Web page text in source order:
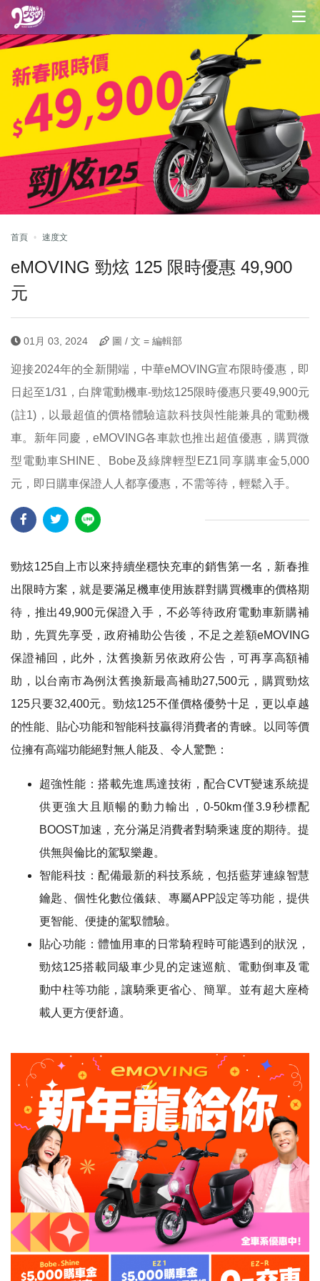
首頁 速度文
eMOVING 勁炫 125 限時優惠 49,900
元
01月 03, 2024 圖 / 文 = 編輯部
迎接2024年的全新開端，中華eMOVING宣布限時優惠，即
日起至1/31，白牌電動機車-勁炫125限時優惠只要49,900元
(註1)，以最超值的價格體驗這款科技與性能兼具的電動機
車。新年同慶，eMOVING各車款也推出超值優惠，購買微
型電動車SHINE、Bobe及綠牌輕型EZ1同享購車金5,000
元，即日購車保證人人都享優惠，不需等待，輕鬆入手。
勁炫125自上市以來持續坐穩快充車的銷售第一名，新春推
出限時方案，就是要滿足機車使用族群對購買機車的價格期
待，推出49,900元保證入手，不必等待政府電動車新購補
助，先買先享受，政府補助公告後，不足之差額eMOVING
保證補回，此外，汰舊換新另依政府公告，可再享高額補
助，以台南市為例汰舊換新最高補助27,500元，購買勁炫
125只要32,400元。勁炫125不僅價格優勢十足，更以卓越
的性能、貼心功能和智能科技贏得消費者的青睞。以同等價
位擁有高端功能絕對無人能及、令人驚艷：
超強性能：搭載先進馬達技術，配合CVT變速系統提
供更強大且順暢的動力輸出，0-50km僅3.9秒標配
BOOST加速，充分滿足消費者對騎乘速度的期待。提
供無與倫比的駕馭樂趣。
智能科技：配備最新的科技系統，包括藍芽連線智慧
鑰匙、個性化數位儀錶、專屬APP設定等功能，提供
更智能、便捷的駕馭體驗。
貼心功能：體恤用車的日常騎程時可能遇到的狀況，
勁炫125搭載同級車少見的定速巡航、電動倒車及電
動中柱等功能，讓騎乘更省心、簡單。並有超大座椅
載人更方便舒適。